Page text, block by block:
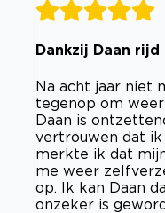
Dankzij Daan
Na acht jaar niet
tegenop om
Daan is
vertrouwen dat
merkte ik dat
me weer
op. Ik kan Daan
onzeker is